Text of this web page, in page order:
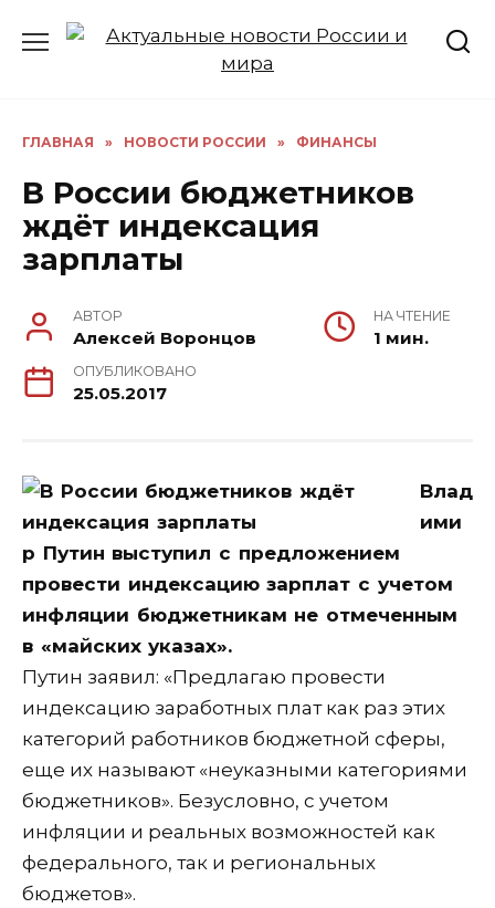
ГЛАВНАЯ » НОВОСТИ РОССИИ » ФИНАНСЫ
В России бюджетников
ждёт индексация
зарплаты
АВТОР
Алексей Воронцов
НА ЧТЕНИЕ
1 мин.
ОПУБЛИКОВАНО
25.05.2017
Влад
ими
р Путин выступил с предложением
провести индексацию зарплат с учетом
инфляции бюджетникам не отмеченным
в «майских указах».
Путин заявил: «Предлагаю провести
индексацию заработных плат как раз этих
категорий работников бюджетной сферы,
еще их называют «неуказными категориями
бюджетников». Безусловно, с учетом
инфляции и реальных возможностей как
федерального, так и региональных
бюджетов».